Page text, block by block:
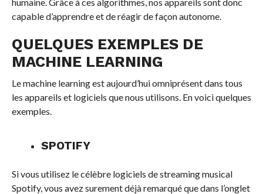
capable d’apprendre et de réagir de façon autonome.
QUELQUES EXEMPLES DE
MACHINE LEARNING
Le machine learning est aujourd’hui omniprésent dans tous
les appareils et logiciels que nous utilisons. En voici quelques
exemples.
SPOTIFY
Si vous utilisez le célèbre logiciels de streaming musical
Spotify, vous avez surement déjà remarqué que dans l’onglet